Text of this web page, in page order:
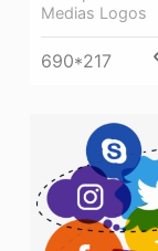
Medias Logos
690*217